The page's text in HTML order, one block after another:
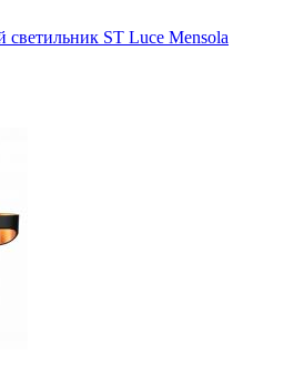
ST Luce Mensola